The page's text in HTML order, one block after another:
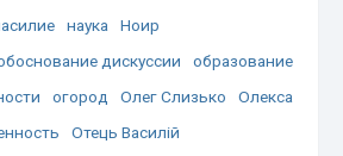
наука
Ноир
дискуссии
образование
огород Олег Слизько
Олекса
Отець Василій